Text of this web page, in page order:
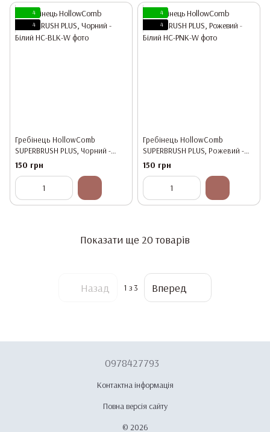
4
4
Гребінець HollowComb
SUPERBRUSH PLUS, Чорний -
Білий
150 грн
4
4
Гребінець HollowComb
SUPERBRUSH PLUS, Рожевий -
Білий
150 грн
Показати ще 20 товарів
Назад 1 з 3 Вперед
0978427793
Контактна інформація
Повна версія сайту
© 2026